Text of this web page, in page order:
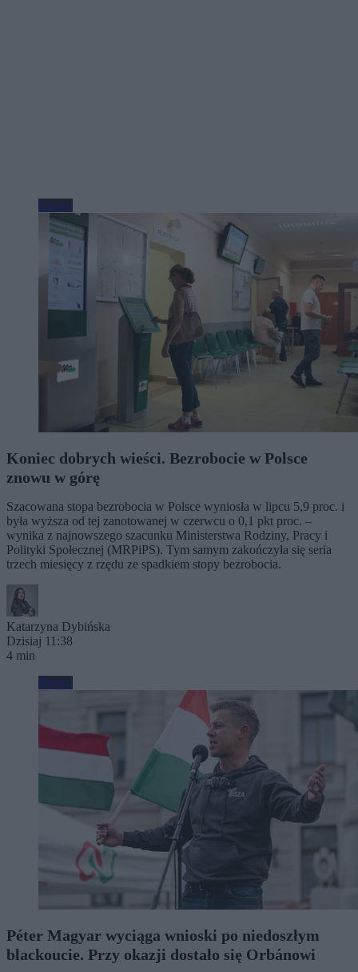
Biznes
Koniec dobrych wieści. Bezrobocie w Polsce
znowu w górę
Szacowana stopa bezrobocia w Polsce wyniosła w lipcu 5,9 proc. i
była wyższa od tej zanotowanej w czerwcu o 0,1 pkt proc. –
wynika z najnowszego szacunku Ministerstwa Rodziny, Pracy i
Polityki Społecznej (MRPiPS). Tym samym zakończyła się seria
trzech miesięcy z rzędu ze spadkiem stopy bezrobocia.
Katarzyna Dybińska
Dzisiaj 11:38
4 min
Biznes
Péter Magyar wyciąga wnioski po niedoszłym
blackoucie. Przy okazji dostało się Orbánowi